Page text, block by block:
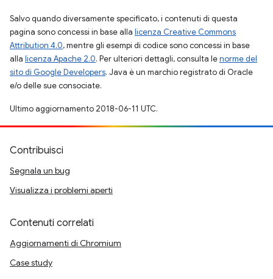
Salvo quando diversamente specificato, i contenuti di questa
pagina sono concessi in base alla licenza Creative Commons
Attribution 4.0, mentre gli esempi di codice sono concessi in base
alla licenza Apache 2.0. Per ulteriori dettagli, consulta lenorme del
sito di Google Developers. Java è un marchio registrato di Oracle
e/o delle sue consociate.
Ultimo aggiornamento 2018-06-11 UTC.
Contribuisci
Segnala un bug
Visualizza i problemi aperti
Contenuti correlati
Aggiornamenti di Chromium
Case study